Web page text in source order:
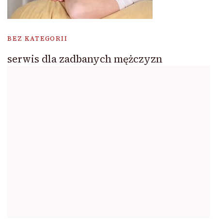
BEZ KATEGORII
serwis dla zadbanych mężczyzn